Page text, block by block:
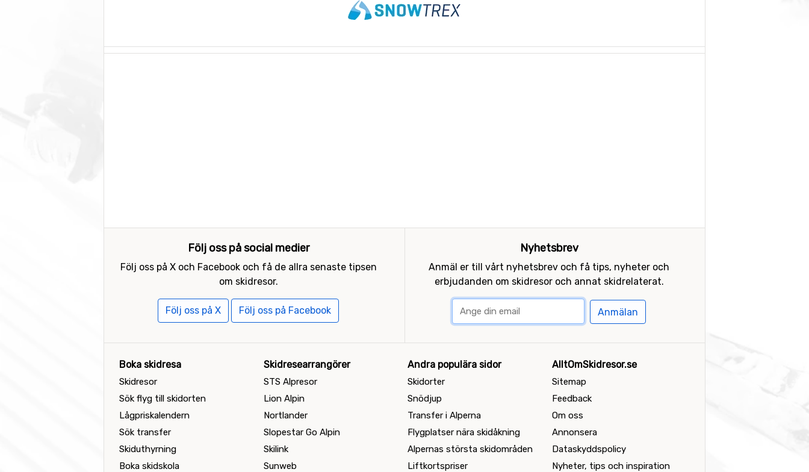
Följ oss på social medier
Följ oss på X och Facebook och få de allra senaste tipsen
om skidresor.
Följ oss på X Följ oss på Facebook
Nyhetsbrev
Anmäl er till vårt nyhetsbrev och få tips, nyheter och
erbjudanden om skidresor och annat skidrelaterat.
Anmälan
Boka skidresa
Skidresor
Sök flyg till skidorten
Lågpriskalendern
Sök transfer
Skiduthyrning
Boka skidskola
Skidresearrangörer
STS Alpresor
Lion Alpin
Nortlander
Slopestar Go Alpin
Skilink
Sunweb
Andra populära sidor
Skidorter
Snödjup
Transfer i Alperna
Flygplatser nära skidåkning
Alpernas största skidområden
Liftkortspriser
AlltOmSkidresor.se
Sitemap
Feedback
Om oss
Annonsera
Dataskyddspolicy
Nyheter, tips och inspiration